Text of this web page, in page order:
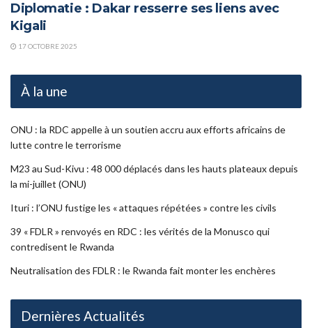
Diplomatie : Dakar resserre ses liens avec
Kigali
17 OCTOBRE 2025
À la une
ONU : la RDC appelle à un soutien accru aux efforts africains de
lutte contre le terrorisme
M23 au Sud-Kivu : 48 000 déplacés dans les hauts plateaux depuis
la mi-juillet (ONU)
Ituri : l’ONU fustige les « attaques répétées » contre les civils
39 « FDLR » renvoyés en RDC : les vérités de la Monusco qui
contredisent le Rwanda
Neutralisation des FDLR : le Rwanda fait monter les enchères
Dernières Actualités